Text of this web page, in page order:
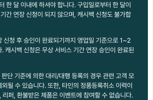
한 달 이내에 하셔야 합니다. 구입일로부터 한 달이
간 연장 신청이 되지 않으며, 캐시백 신청도 불가합
신청 후 승인이 완료되기까지 영업일 기준으로 1~2
캐시백 신청은 무상 서비스 기간 연장 승인이 완료된
단 기준에 의한 대리/대행 등록의 경우 관련 고객 모
될 수 있습니다. 또한, 타인의 정품등록취소 이력이
리퍼, 환불받은 제품은 이벤트에 참여할 수 없습니다.